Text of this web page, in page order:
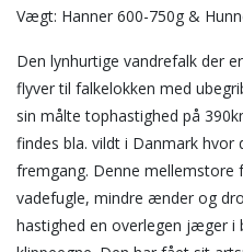
Vægt: Hanner 600-750g &
Den lynhurtige vandrefalk der
flyver til falkelokken med
sin målte tophastighed på
findes bla. vildt i Danmark hvor
fremgang. Denne
vadefugle, mindre ænder og
hastighed en overlegen jæger i